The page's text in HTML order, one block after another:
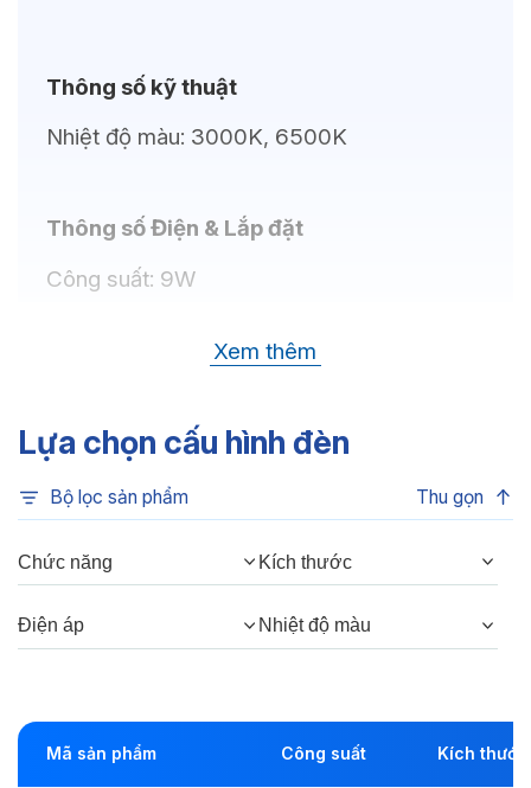
Thông số kỹ thuật
Nhiệt độ màu: 3000K, 6500K
Thông số Điện & Lắp đặt
Công suất: 9W
Điện áp: 220VAC, 50Hz
Độ bền & tùy chọn mở rộng
Bảo hành:
Pin 6 tháng
Chức năng:
Xem thêm
Lựa chọn cấu hình đèn
Bộ lọc sản phẩm Thu gọn
Chức năng Kích thước
Điện áp Nhiệt độ màu
Mã sản phẩm Công suất Kích thước